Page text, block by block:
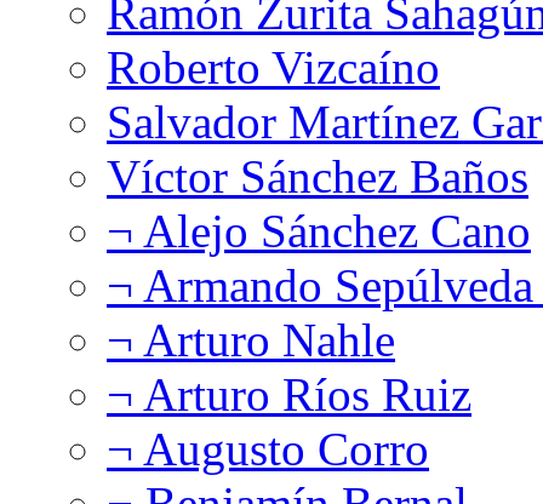
Ramón Zurita
Roberto Vizcaíno
Salvador Martínez
Víctor Sánchez Baños
¬ Alejo Sánchez Cano
¬ Armando
¬ Arturo Nahle
¬ Arturo Ríos Ruiz
¬ Augusto Corro